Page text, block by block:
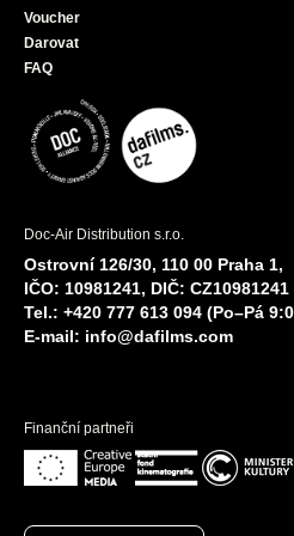
Voucher
Darovat
FAQ
Doc-Air Distribution s.r.o.
Ostrovní 126/30, 110 00 Praha 1,
IČO: 10981241, DIČ: CZ10981241
Tel.: +420 777 613 094 (Po–Pá
E-mail: info@dafilms.com
Finanční partneři